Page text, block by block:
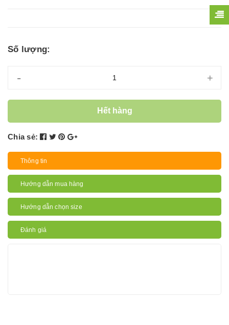
Số lượng:
- +
Hết hàng
Chia sẻ:
Thông tin
Hướng dẫn mua hàng
Hướng dẫn chọn size
Đánh giá